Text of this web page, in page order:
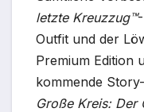
letzte Kreuzzug™
Outfit und der
Premium Edition
kommende
Große Kreis: Der